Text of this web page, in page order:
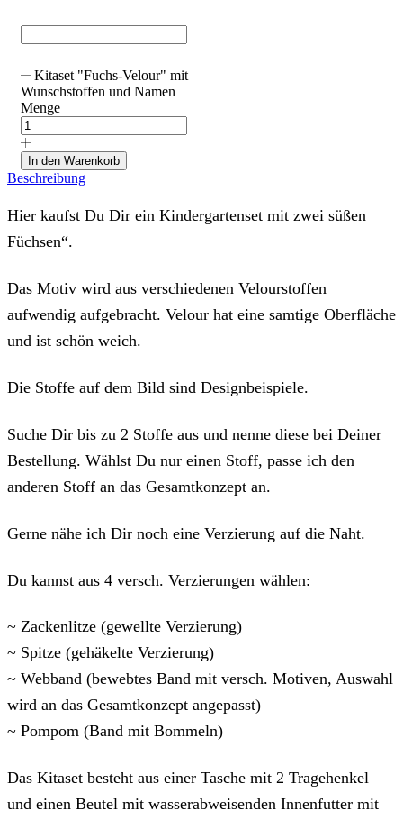
Kitaset "Fuchs-Velour" mit
Wunschstoffen und Namen
Menge
In den Warenkorb
Beschreibung
Hier kaufst Du Dir ein Kindergartenset mit zwei süßen
Füchsen“.
Das Motiv wird aus verschiedenen Velourstoffen
aufwendig aufgebracht. Velour hat eine samtige Oberfläche
und ist schön weich.
Die Stoffe auf dem Bild sind Designbeispiele.
Suche Dir bis zu 2 Stoffe aus und nenne diese bei Deiner
Bestellung. Wählst Du nur einen Stoff, passe ich den
anderen Stoff an das Gesamtkonzept an.
Gerne nähe ich Dir noch eine Verzierung auf die Naht.
Du kannst aus 4 versch. Verzierungen wählen:
~ Zackenlitze (gewellte Verzierung)
~ Spitze (gehäkelte Verzierung)
~ Webband (bewebtes Band mit versch. Motiven, Auswahl
wird an das Gesamtkonzept angepasst)
~ Pompom (Band mit Bommeln)
Das Kitaset besteht aus einer Tasche mit 2 Tragehenkel
und einen Beutel mit wasserabweisenden Innenfutter mit